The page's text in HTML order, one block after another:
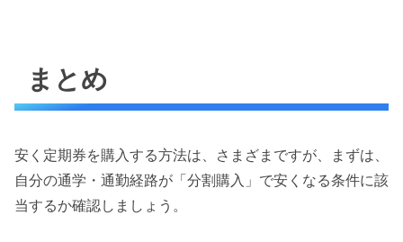
まとめ
安く定期券を購入する方法は、さまざまですが、まずは、
自分の通学・通勤経路が「分割購入」で安くなる条件に該
当するか確認しましょう。